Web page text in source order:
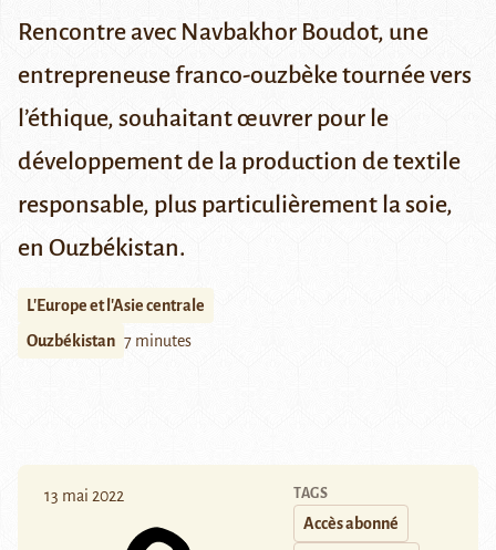
Rencontre avec Navbakhor Boudot, une
entrepreneuse franco-ouzbèke tournée vers
l’éthique, souhaitant œuvrer pour le
développement de la production de textile
responsable, plus particulièrement la soie,
en Ouzbékistan.
L'Europe et l'Asie centrale
Ouzbékistan 7 minutes
13 mai 2022 TAGS
Accès abonné